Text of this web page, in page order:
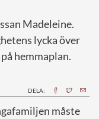
Madeleine.
lycka över
hemmaplan.
DELA:
måste